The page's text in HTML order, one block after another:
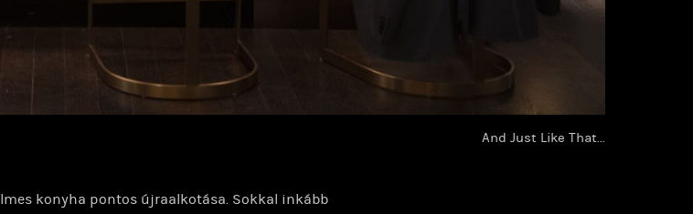
And Just Like That...
konyha pontos újraalkotása. Sokkal inkább